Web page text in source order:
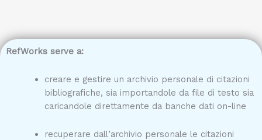
RefWorks serve a:
creare e gestire un archivio personale di citazioni
bibliografiche, sia importandole da file di testo sia
caricandole direttamente da banche dati on-line
recuperare dall’archivio personale le citazioni